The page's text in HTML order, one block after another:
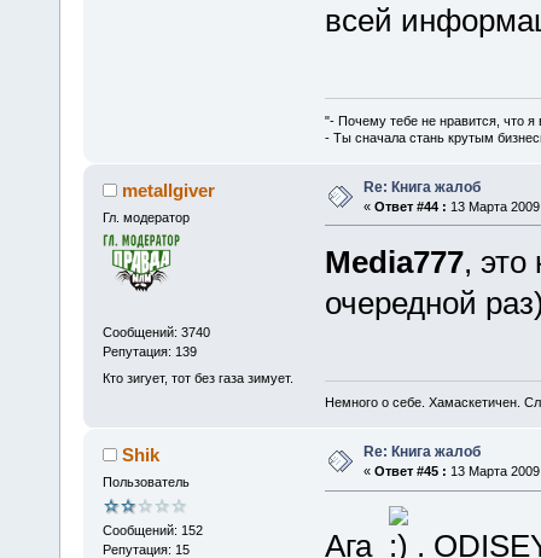
всей
"- Почему тебе не нравится, что я
- Ты сначала стань крутым
metallgiver
Гл. модератор
Сообщений: 3740
Репутация: 139
Кто зигует, тот без газа зимует.
Re: Книга жалоб
« Ответ #44 : 13 Марта
Media777, это
очередной
Немного о себе. Хамаскетичен.
Shik
Пользователь
Сообщений: 152
Репутация: 15
Re: Книга жалоб
« Ответ #45 : 13 Марта
Ага
.